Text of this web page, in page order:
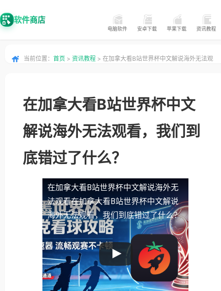
软件商店
电脑软件 安卓下载 苹果下载 资讯教程
当前位置： 首页 > 资讯教程 > 在加拿大看B站世界杯中文解说海外无法观
在加拿大看B站世界杯中文
解说海外无法观看，我们到
底错过了什么？
在加拿大看B站世界杯中文解说海外无
法观看在加拿大看B站世界杯中文解说
海外无法观看，我们到底错过了什么？